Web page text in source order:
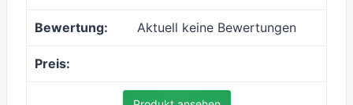
Aktuell keine Bewertungen